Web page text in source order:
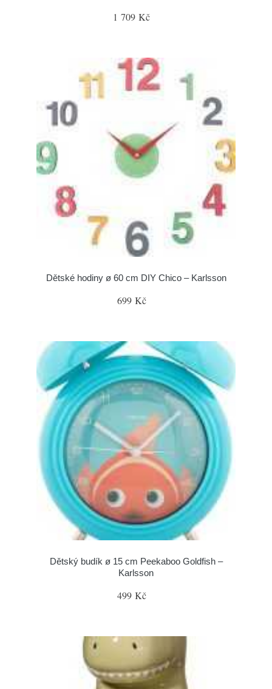
1 709 Kč
Dětské hodiny ø 60 cm DIY Chico – Karlsson
699 Kč
Dětský budík ø 15 cm Peekaboo Goldfish –
Karlsson
499 Kč